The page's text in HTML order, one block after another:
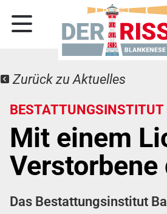
Zurück zu Aktuelles
BESTATTUNGSINSTITUT
Mit einem
Verstorbene
Das Bestattungsinstitut